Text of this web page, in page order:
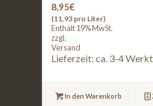
8,95€
(11,93 pro Liter)
Enthält 19% MwSt.
zzgl.
Versand
Lieferzeit: ca. 3-4
In den Warenkorb